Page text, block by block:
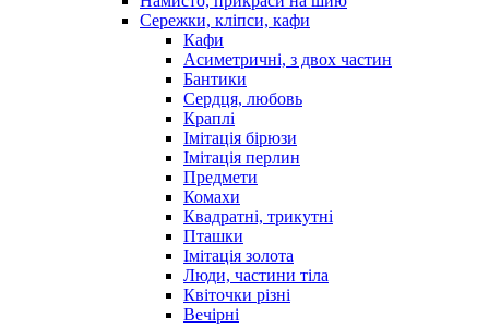
Сережки, кліпси, кафи
Кафи
Асиметричні, з двох частин
Бантики
Сердця, любовь
Краплі
Імітація бірюзи
Імітація перлин
Предмети
Комахи
Квадратні, трикутні
Пташки
Імітація золота
Люди, частини тіла
Квіточки різні
Вечірні